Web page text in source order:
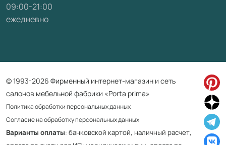
09:00-21:00
ежедневно
© 1993-2026 Фирменный интернет-магазин и сеть
салонов мебельной фабрики «Porta prima»
Политика обработки персональных данных
Согласие на обработку персональных данных
Варианты оплаты: банковской картой, наличный расчет,